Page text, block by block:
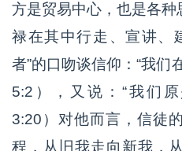
方是贸易中心，也是各
禄在其中行走、宣讲、
者”的口吻谈信仰：“我们
5:2），又说：“我们
3:20）对他而言，信徒
程，从旧我走向新我，